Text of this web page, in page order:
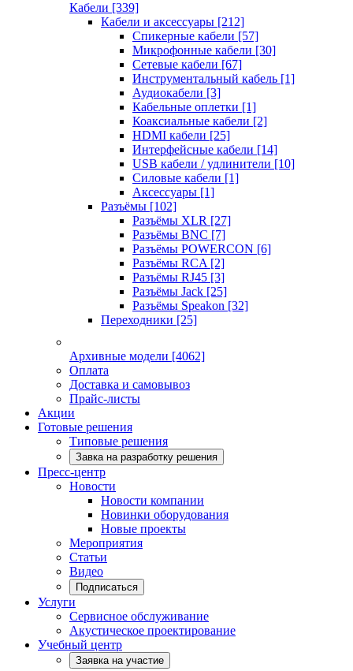
Кабели [339]
Кабели и аксессуары [212]
Спикерные кабели [57]
Микрофонные кабели [30]
Сетевые кабели [67]
Инструментальный кабель [1]
Аудиокабели [3]
Кабельные оплетки [1]
Коаксиальные кабели [2]
HDMI кабели [25]
Интерфейсные кабели [14]
USB кабели / удлинители [10]
Силовые кабели [1]
Аксессуары [1]
Разъёмы [102]
Разъёмы XLR [27]
Разъёмы BNC [7]
Разъёмы POWERCON [6]
Разъёмы RCA [2]
Разъёмы RJ45 [3]
Разъёмы Jack [25]
Разъёмы Speakon [32]
Переходники [25]
Архивные модели [4062]
Оплата
Доставка и самовывоз
Прайс-листы
Акции
Готовые решения
Типовые решения
Завка на разработку решения
Пресс-центр
Новости
Новости компании
Новинки оборудования
Новые проекты
Мероприятия
Статьи
Видео
Подписаться
Услуги
Сервисное обслуживание
Акустическое проектирование
Учебный центр
Заявка на участие